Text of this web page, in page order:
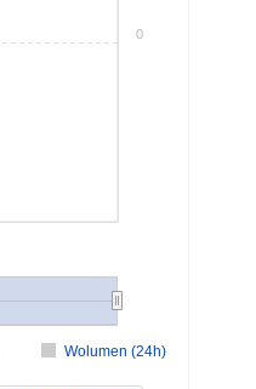
Wolumen (24h)
0